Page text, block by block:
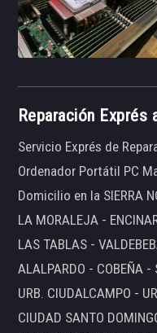
Reparación Exprés
Servicio Exprés de
Ordenador Portátil PC
Domicilio en la SIERRA
LA MORALEJA -
LAS TABLAS -
ALALPARDO - COBEÑA -
URB. CIUDALCAMPO -
CIUDAD SANTO